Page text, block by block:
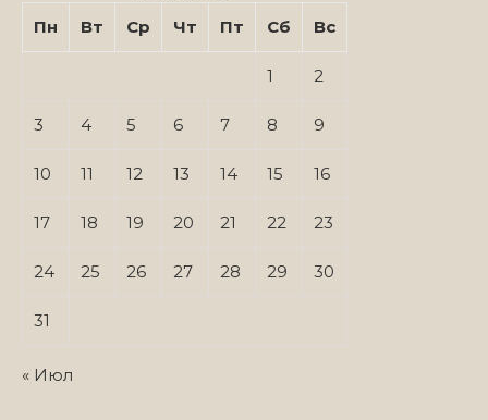
Пн
Вт Ср Чт Пт Сб Вс
1 2
3 4 5 6 7 8 9
10 11 12 13 14 15 16
17 18 19 20 21 22 23
24 25 26 27 28 29 30
31
« Июл